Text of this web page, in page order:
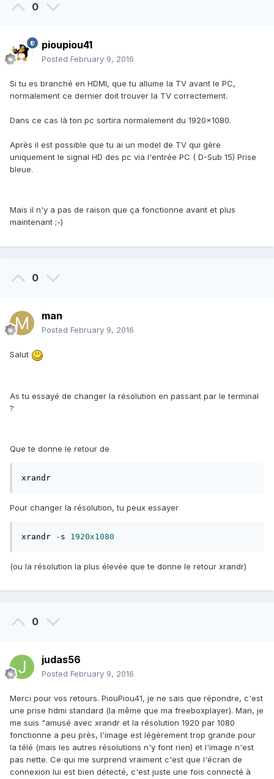
0
pioupiou41
Posted February 9, 2016
Si tu es branché en HDMI, que tu allume la TV avant le PC,
normalement ce dernier doit trouver la TV correctement.
Dans ce cas là ton pc sortira normalement du 1920x1080.
Après il est possible que tu ai un model de TV qui gère
uniquement le signal HD des pc via l'entrée PC ( D-Sub 15) Prise
bleue.
Mais il n'y a pas de raison que ça fonctionne avant et plus
maintenant ;-)
0
man
Posted February 9, 2016
Salut
As tu essayé de changer la résolution en passant par le terminal
?
Que te donne le retour de
xrandr
Pour changer la résolution, tu peux essayer
xrandr - s 1920x1080
(ou la résolution la plus élevée que te donne le retour xrandr)
0
judas56
Posted February 9, 2016
Merci pour vos retours. PiouPiou41, je ne sais que répondre, c'est
une prise hdmi standard (la même que ma freeboxplayer). Man, je
me suis "amusé avec xrandr et la résolution 1920 par 1080
fonctionne a peu près, l'image est légèrement trop grande pour
la télé (mais les autres résolutions n'y font rien) et l'image n'est
pas nette. Ce qui me surprend vraiment c'est que l'écran de
connexion lui est bien détecté, c'est juste une fois connecté à